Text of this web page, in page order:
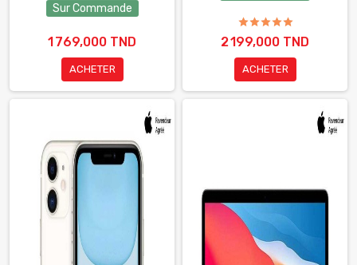
Sur Commande
1 769,000 TND
ACHETER
2 199,000 TND
ACHETER